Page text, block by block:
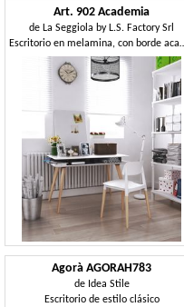
Art. 902 Academia
de La Seggiola by L.S. Factory Srl
Escritorio en
Agorà AGORAH783
de Idea Stile
Escritorio de estilo clásico